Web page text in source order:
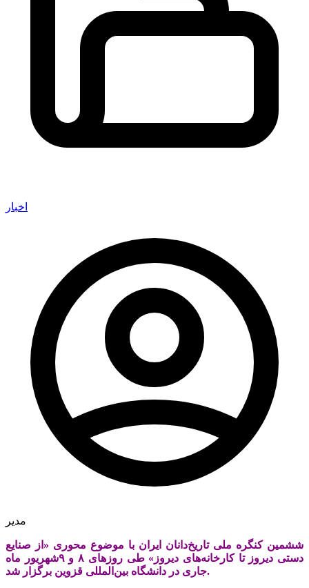
اخبار
مدیر
ششمین کنگره ملی تاریخ‌دانان ایران با موضوع محوری «از صنایع
دستی دیروز تا کارخانه‌های دیروز» طی روزهای ۸ و ۹شهریور ماه
جاری در دانشگاه بین‌المللی قزوین برگزار شد.